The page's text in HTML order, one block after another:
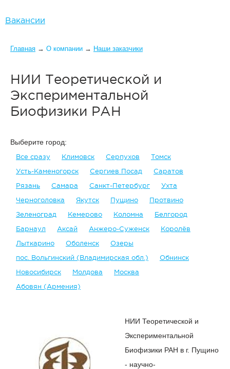
Вакансии
Вы здесь
Главная → О компании → Наши заказчики
НИИ Теоретической и
Экспериментальной
Биофизики РАН
Выберите город:
Все сразу Климовск Серпухов
Томск
Усть-Каменогорск
Сергиев Посад
Саратов
Рязань
Самара Санкт-Петербург
Ухта
Черноголовка
Якутск Пущино
Протвино
Зеленоград
Кемерово Коломна
Белгород
Барнаул
Аксай Анжеро-Суженск
Королёв
Лыткарино
Оболенск
Озеры
пос. Вольгинский (Владимирская обл.)
Обнинск
Новосибирск
Молдова
Москва
Абовян (Армения)
НИИ Теоретической и
Экспериментальной
Биофизики РАН в г. Пущино
- научно-